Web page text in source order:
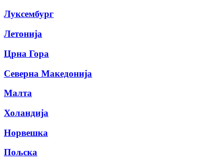
Луксембург
Летонија
Црна Гора
Северна Македонија
Малта
Холандија
Норвешка
Пољска